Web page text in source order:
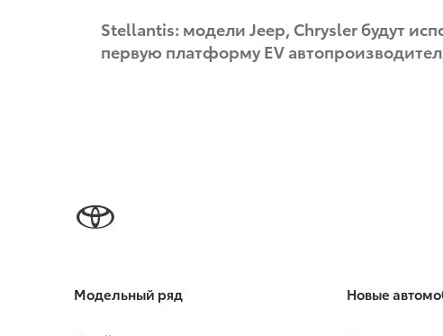
Stellantis: модели Jeep, Chrysler будут
первую платформу EV
Модельный ряд Новые